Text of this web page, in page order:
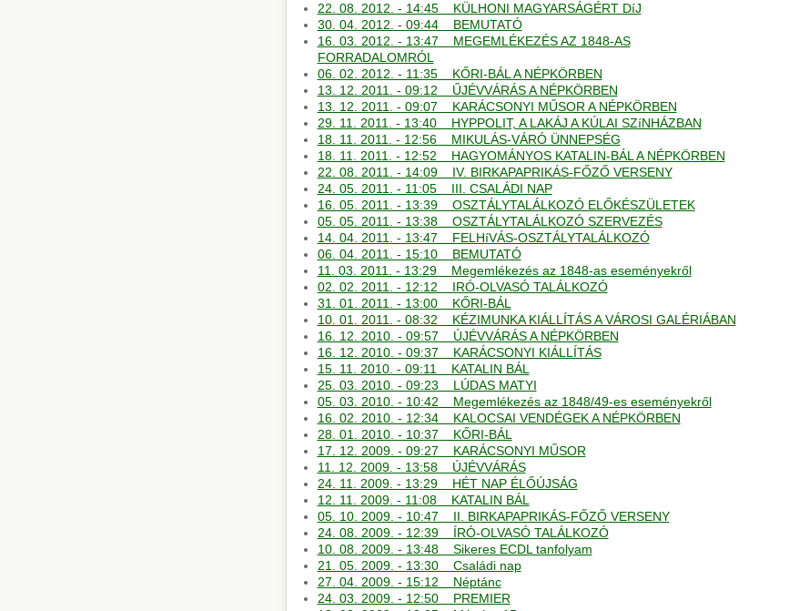
22. 08. 2012. - 14:45 KÜLHONI MAGYARSÁGÉRT DíJ
30. 04. 2012. - 09:44 BEMUTATÓ
16. 03. 2012. - 13:47 MEGEMLÉKEZÉS AZ 1848-AS
FORRADALOMRÓL
06. 02. 2012. - 11:35 KŐRI-BÁL A NÉPKÖRBEN
13. 12. 2011. - 09:12 ŰJÉVVÁRÁS A NÉPKÖRBEN
13. 12. 2011. - 09:07 KARÁCSONYI MŰSOR A NÉPKÖRBEN
29. 11. 2011. - 13:40 HYPPOLIT, A LAKÁJ A KÚLAI SZíNHÁZBAN
18. 11. 2011. - 12:56 MIKULÁS-VÁRÓ ÜNNEPSÉG
18. 11. 2011. - 12:52 HAGYOMÁNYOS KATALIN-BÁL A NÉPKÖRBEN
22. 08. 2011. - 14:09 IV. BIRKAPAPRIKÁS-FŐZŐ VERSENY
24. 05. 2011. - 11:05 III. CSALÁDI NAP
16. 05. 2011. - 13:39 OSZTÁLYTALÁLKOZÓ ELŐKÉSZÜLETEK
05. 05. 2011. - 13:38 OSZTÁLYTALÁLKOZÓ SZERVEZÉS
14. 04. 2011. - 13:47 FELHíVÁS-OSZTÁLYTALÁLKOZÓ
06. 04. 2011. - 15:10 BEMUTATÓ
11. 03. 2011. - 13:29 Megemlékezés az 1848-as eseményekről
02. 02. 2011. - 12:12 IRÓ-OLVASÓ TALÁLKOZÓ
31. 01. 2011. - 13:00 KŐRI-BÁL
10. 01. 2011. - 08:32 KÉZIMUNKA KIÁLLÍTÁS A VÁROSI GALÉRIÁBAN
16. 12. 2010. - 09:57 ÚJÉVVÁRÁS A NÉPKÖRBEN
16. 12. 2010. - 09:37 KARÁCSONYI KIÁLLÍTÁS
15. 11. 2010. - 09:11 KATALIN BÁL
25. 03. 2010. - 09:23 LÚDAS MATYI
05. 03. 2010. - 10:42 Megemlékezés az 1848/49-es eseményekről
16. 02. 2010. - 12:34 KALOCSAI VENDÉGEK A NÉPKÖRBEN
28. 01. 2010. - 10:37 KŐRI-BÁL
17. 12. 2009. - 09:27 KARÁCSONYI MŰSOR
11. 12. 2009. - 13:58 ÚJÉVVÁRÁS
24. 11. 2009. - 13:29 HÉT NAP ÉLŐÚJSÁG
12. 11. 2009. - 11:08 KATALIN BÁL
05. 10. 2009. - 10:47 II. BIRKAPAPRIKÁS-FŐZŐ VERSENY
24. 08. 2009. - 12:39 ÍRÓ-OLVASÓ TALÁLKOZÓ
10. 08. 2009. - 13:48 Sikeres ECDL tanfolyam
21. 05. 2009. - 13:30 Családi nap
27. 04. 2009. - 15:12 Néptánc
24. 03. 2009. - 12:50 PREMIER